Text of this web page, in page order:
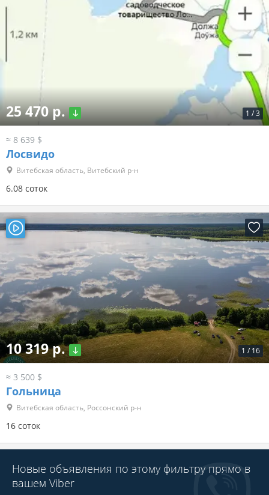
1 /3
25 470 р.
≈ 8 639 $
Лосвидо
Витебская область, Витебский р-н
6.08 соток
1 / 16
10 319 р.
≈ 3 500 $
Гольница
Витебская область, Россонский р-н
16 соток
Новые объявления по этому фильтру прямо в
вашем Viber